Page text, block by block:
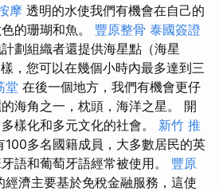
摩 透明的水使我們有機會在自己的
的珊瑚和魚。 豐原整骨 泰國簽證
劃組織者還提供海星點（海星
，您可以在幾個小時內最多達到三
堂 在後一個地方，我們有機會更仔
海角之一，枕頭，海洋之星。 開
樣化和多元文化的社會。 新竹 推
100多名國籍成員，大多數居民的英
語和葡萄牙語經常被使用。 豐原
經濟主要基於免稅金融服務，這使